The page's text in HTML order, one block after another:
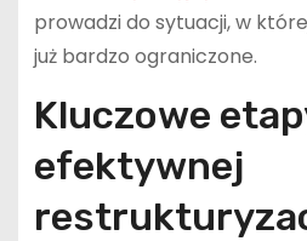
prowadzi do sytuacji, w
już bardzo ograniczone.
Kluczowe
efektywnej